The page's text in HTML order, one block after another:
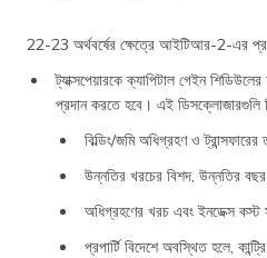
22-23 অর্থবর্ষের ক্ষেত্রে আইটিআর-2-এর
ট্যাক্সপেয়ারকে ক্যাপিটাল গেইন
প্রদান করতে হবে। এই ডিসক্লোজারগুলি
বিল্ডিং/জমি অধিগ্রহণ ও ট্রান্সফারের
উন্নতির খরচের বিশদ, উন্নতির
অধিগ্রহণের খরচ এবং ইনডেক্স
প্রপার্টি বিদেশে অবস্থিত হলে,